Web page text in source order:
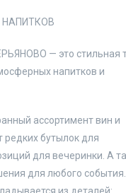
— это стильная
напитков и
ассортимент вин и
редких бутылок для
для вечеринки. А
для любого